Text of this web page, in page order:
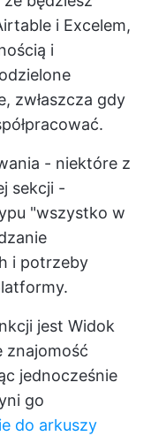
i Excelem,
i
zwłaszcza gdy
- niektóre z
sekcji -
"wszystko w
i potrzeby
jest Widok
znajomość
jednocześnie
go
do arkuszy